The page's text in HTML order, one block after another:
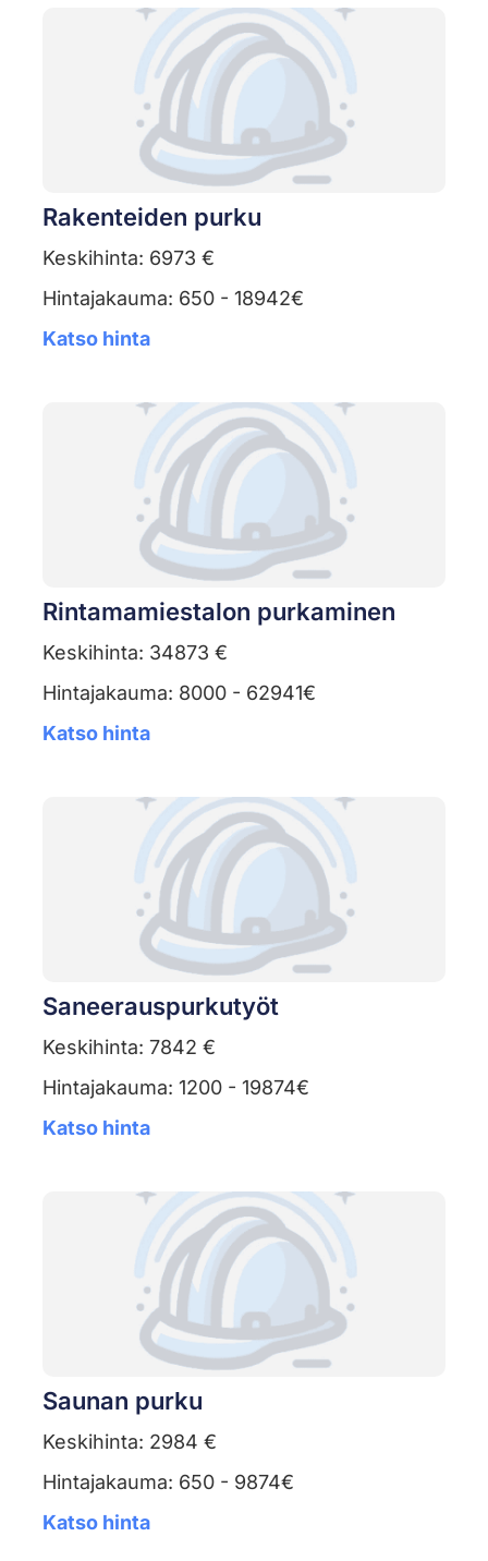
Rakenteiden purku
Keskihinta: 6973 €
Hintajakauma: 650 - 18942€
Katso hinta
Rintamamiestalon purkaminen
Keskihinta: 34873 €
Hintajakauma: 8000 - 62941€
Katso hinta
Saneerauspurkutyöt
Keskihinta: 7842 €
Hintajakauma: 1200 - 19874€
Katso hinta
Saunan purku
Keskihinta: 2984 €
Hintajakauma: 650 - 9874€
Katso hinta